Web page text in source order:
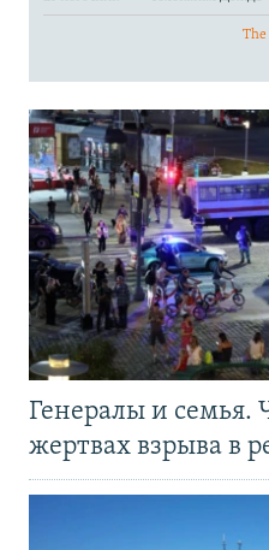
Генералы и семья.
жертвах взрыва в